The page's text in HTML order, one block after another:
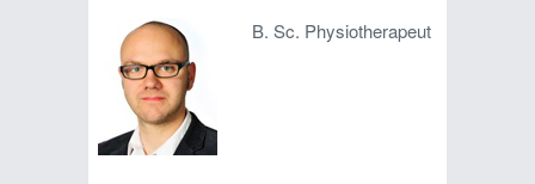
B. Sc. Physiotherapeut